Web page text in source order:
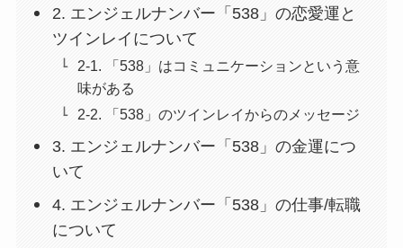
2. エンジェルナンバー「538」の恋愛運と
ツインレイについて
2-1. 「538」はコミュニケーションという意
味がある
2-2. 「538」のツインレイからのメッセージ
3. エンジェルナンバー「538」の金運につ
いて
4. エンジェルナンバー「538」の仕事/転職
について